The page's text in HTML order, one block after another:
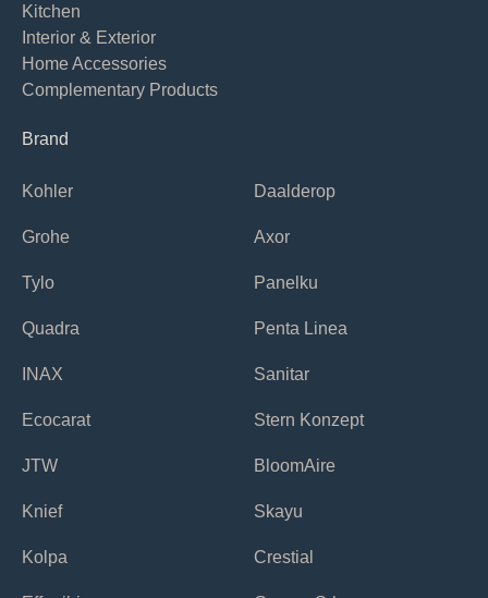
Kitchen
Interior & Exterior
Home Accessories
Complementary Products
Brand
Kohler
Grohe
Tylo
Quadra
INAX
Ecocarat
JTW
Knief
Kolpa
Daalderop
Axor
Panelku
Penta Linea
Sanitar
Stern Konzept
BloomAire
Skayu
Crestial